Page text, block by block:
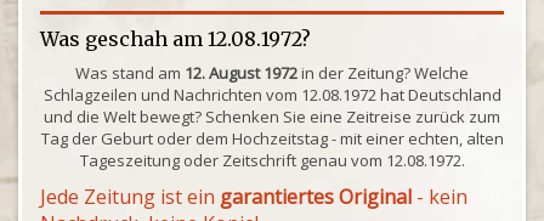
Was geschah am 12.08.1972?
Was stand am 12. August 1972in der Zeitung? Welche
Schlagzeilen und Nachrichten vom 12.08.1972 hat Deutschland
und die Welt bewegt? Schenken Sie eine Zeitreise zurück zum
Tag der Geburt oder dem Hochzeitstag - mit einer echten, alten
Tageszeitung oder Zeitschrift genau vom 12.08.1972.
Jede Zeitung ist ein garantiertes Original - kein